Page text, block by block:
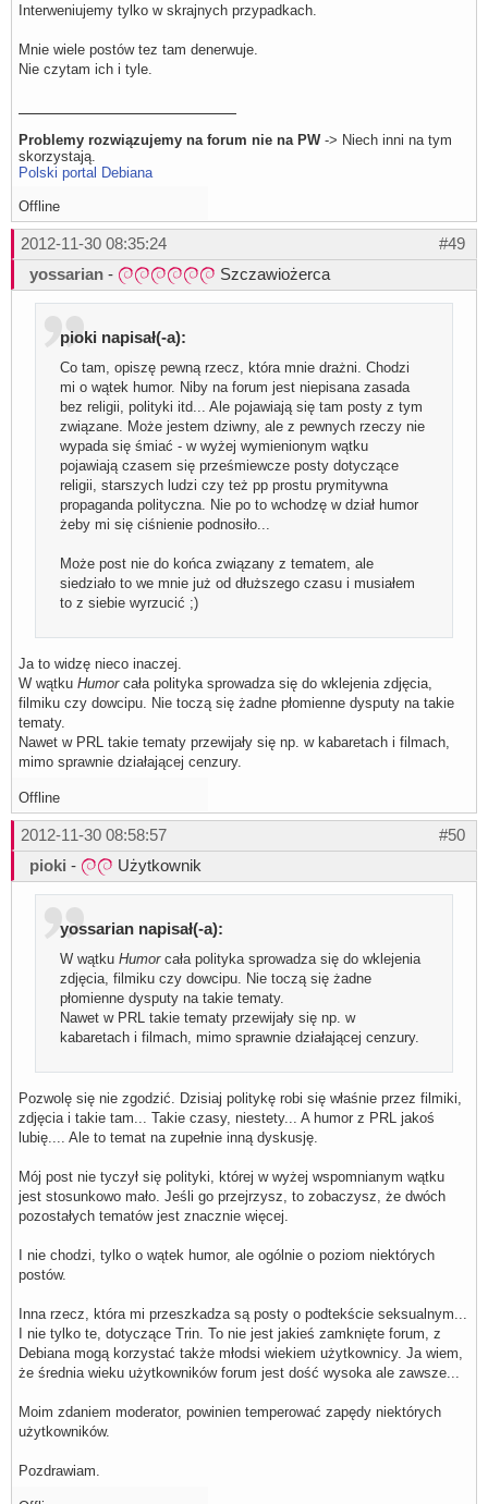
Interweniujemy tylko w skrajnych przypadkach.
Mnie wiele postów tez tam denerwuje.
Nie czytam ich i tyle.
Problemy rozwiązujemy na forum nie na PW-> Niech inni na tym
skorzystają.
Polski portal Debiana
Offline
#49
2012-11-30 08:35:24
yossarian - Szczawiożerca
pioki napisał(-a):
Co tam, opiszę pewną rzecz, która mnie drażni. Chodzi
mi o wątek humor. Niby na forum jest niepisana zasada
bez religii, polityki itd... Ale pojawiają się tam posty z tym
związane. Może jestem dziwny, ale z pewnych rzeczy nie
wypada się śmiać - w wyżej wymienionym wątku
pojawiają czasem się prześmiewcze posty dotyczące
religii, starszych ludzi czy też pp prostu prymitywna
propaganda polityczna. Nie po to wchodzę w dział humor
żeby mi się ciśnienie podnosiło...
Może post nie do końca związany z tematem, ale
siedziało to we mnie już od dłuższego czasu i musiałem
to z siebie wyrzucić ;)
Ja to widzę nieco inaczej.
W wątku Humorcała polityka sprowadza się do wklejenia zdjęcia,
filmiku czy dowcipu. Nie toczą się żadne płomienne dysputy na takie
tematy.
Nawet w PRL takie tematy przewijały się np. w kabaretach i filmach,
mimo sprawnie działającej cenzury.
Offline
#50
2012-11-30 08:58:57
pioki - Użytkownik
yossarian napisał(-a):
W wątkuHumorcała polityka sprowadza się do wklejenia
zdjęcia, filmiku czy dowcipu. Nie toczą się żadne
płomienne dysputy na takie tematy.
Nawet w PRL takie tematy przewijały się np. w
kabaretach i filmach, mimo sprawnie działającej cenzury.
Pozwolę się nie zgodzić. Dzisiaj politykę robi się właśnie przez filmiki,
zdjęcia i takie tam... Takie czasy, niestety... A humor z PRL jakoś
lubię.... Ale to temat na zupełnie inną dyskusję.
Mój post nie tyczył się polityki, której w wyżej wspomnianym wątku
jest stosunkowo mało. Jeśli go przejrzysz, to zobaczysz, że dwóch
pozostałych tematów jest znacznie więcej.
I nie chodzi, tylko o wątek humor, ale ogólnie o poziom niektórych
postów.
Inna rzecz, która mi przeszkadza są posty o podtekście seksualnym...
I nie tylko te, dotyczące Trin. To nie jest jakieś zamknięte forum, z
Debiana mogą korzystać także młodsi wiekiem użytkownicy. Ja wiem,
że średnia wieku użytkowników forum jest dość wysoka ale zawsze...
Moim zdaniem moderator, powinien temperować zapędy niektórych
użytkowników.
Pozdrawiam.